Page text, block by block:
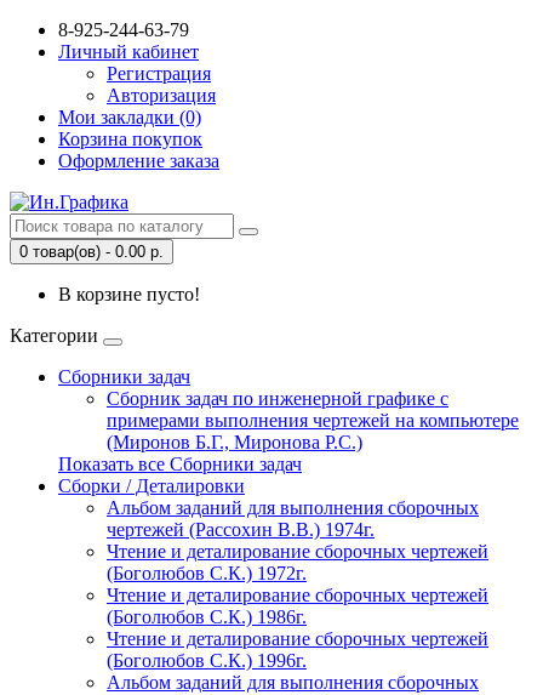
8-925-244-63-79
Личный кабинет
Регистрация
Авторизация
Мои закладки (0)
Корзина покупок
Оформление заказа
0 товар(ов) - 0.00 р.
В корзине пусто!
Категории
Сборники задач
Сборник задач по инженерной графике с
примерами выполнения чертежей на компьютере
(Миронов Б.Г., Миронова Р.С.)
Показать все Сборники задач
Сборки / Деталировки
Альбом заданий для выполнения сборочных
чертежей (Рассохин В.В.) 1974г.
Чтение и деталирование сборочных чертежей
(Боголюбов С.К.) 1972г.
Чтение и деталирование сборочных чертежей
(Боголюбов С.К.) 1986г.
Чтение и деталирование сборочных чертежей
(Боголюбов С.К.) 1996г.
Альбом заданий для выполнения сборочных